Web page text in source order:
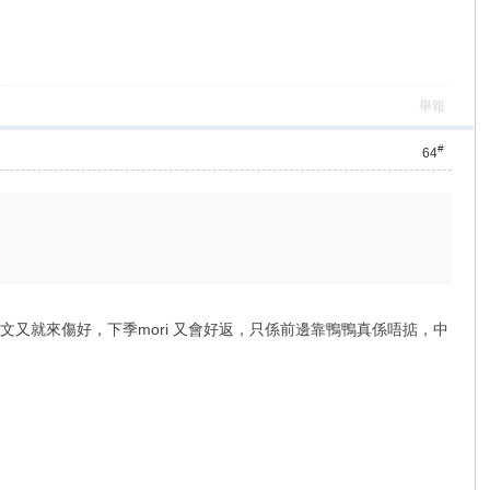
舉報
64#
又就來傷好，下季mori 又會好返，只係前邊靠鴨鴨真係唔掂，中